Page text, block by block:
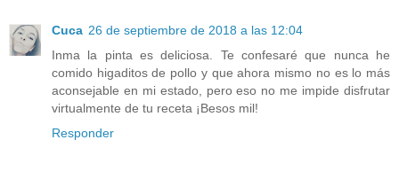
Cuca 26 de septiembre de 2018 a las 12:04
Inma la pinta es deliciosa. Te confesaré que nunca he
comido higaditos de pollo y que ahora mismo no es lo más
aconsejable en mi estado, pero eso no me impide disfrutar
virtualmente de tu receta ¡Besos mil!
Responder